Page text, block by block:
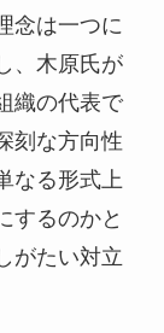
念は一つに
、木原氏が
織の代表で
刻な方向性
なる形式上
するのかと
がたい対立